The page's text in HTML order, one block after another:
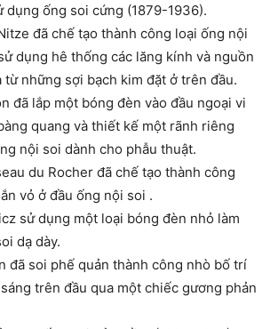
dụng ống soi cứng (1879-1936).
đã chế tạo thành công loại ống nội
dụng hê thống các lăng kính và nguồn
từ những sợi bạch kim đặt ở trên đầu.
đã lắp một bóng đèn vào đầu ngoại vi
quang và thiết kế một rãnh riêng
nội soi dành cho phẫu thuật.
du Rocher đã chế tạo thành công
vỏ ở đầu ống nội soi .
sử dụng một loại bóng đèn nhỏ làm
dạ dày.
đã soi phế quản thành công nhò bố trí
trên đầu qua một chiếc gương phản